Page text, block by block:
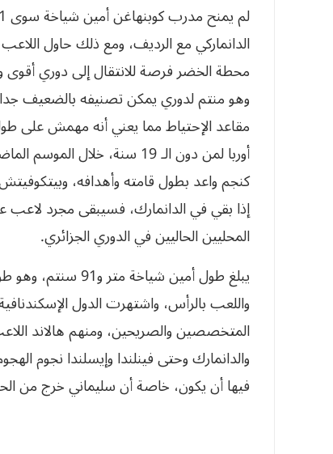
الدانماركي مع الرديف، ومع ذلك حاول
محطة الخضر فرصة للانتقال إلى دوري
وهو منتم لدوري يمكن تصنيفه بالضعيف
مقاعد الإحتياط مما يعني أنه مهمش على
أوربا لمن دون الـ 19 سنة،
كنجم واعد بطول قامته وأهدافه،
إذا بقي في الدانمارك، فسيبقى مجرد
المحليين الحاليين في الدوري الجزائري.
يبلغ طول أمين
واللعب بالرأس، واشتهرت الدول
المتخصصين والصريحين، ومنهم هالاند
والدانمارك وحتى فينلندا وإيسلندا نجوم
فيها أن يكون، خاصة أن سليماني خرج من